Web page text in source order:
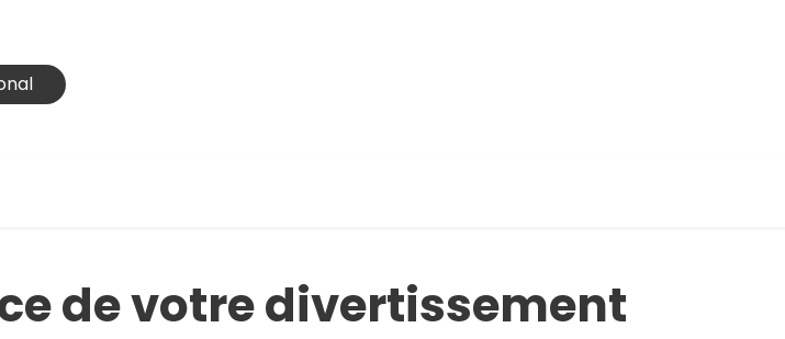
de votre divertissement